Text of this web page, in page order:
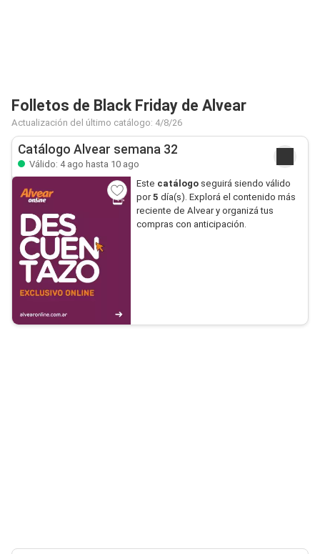
Folletos de Black Friday de Alvear
Actualización del último catálogo: 4/8/26
Catálogo Alvear semana 32
Válido: 4 ago hasta 10 ago
Este catálogoseguirá siendo válido
por5 día(s). Explorá el contenido más
reciente de Alvear y organizá tus
compras con anticipación.